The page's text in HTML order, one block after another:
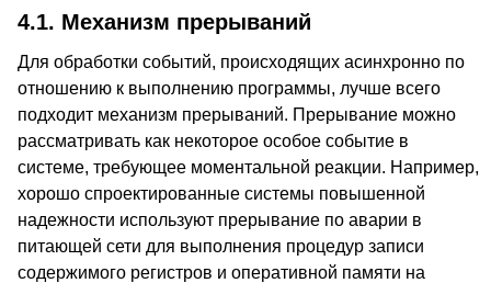
4.1. Механизм прерываний
Для обработки событий, происходящих асинхронно по
отношению к выполнению программы, лучше всего
подходит механизм прерываний. Прерывание можно
рассматривать как некоторое особое событие в
системе, требующее моментальной реакции. Например,
хорошо спроектированные системы повышенной
надежности используют прерывание по аварии в
питающей сети для выполнения процедур записи
содержимого регистров и оперативной памяти на